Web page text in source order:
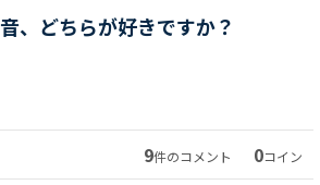
、どちらが好きですか？
9件のコメント 0コイン